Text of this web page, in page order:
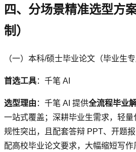
四、分场景精准选型方
制）
（一）本科/硕士毕业论文（毕业生专
首选工具：千笔 AI
选型理由 ：千笔 AI 提供全流程毕业
一站式覆盖；深耕毕业生需求，轻
规性突出，且配套答辩 PPT、开题
配高校毕业论文要求，大幅缩短写作